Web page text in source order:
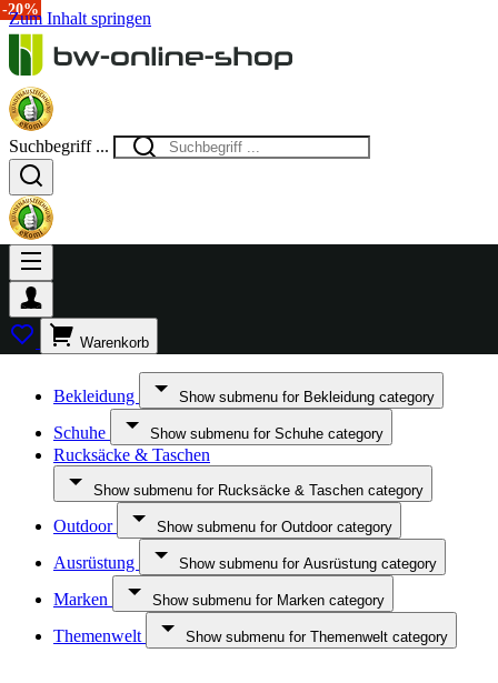
Zum Inhalt springen
Suchbegriff ...
Warenkorb
Bekleidung Show submenu for Bekleidung category
Schuhe Show submenu for Schuhe category
Rucksäcke & Taschen
Show submenu for Rucksäcke & Taschen category
Outdoor Show submenu for Outdoor category
Ausrüstung Show submenu for Ausrüstung category
Marken Show submenu for Marken category
Themenwelt Show submenu for Themenwelt category
-40%
-25%
-20%